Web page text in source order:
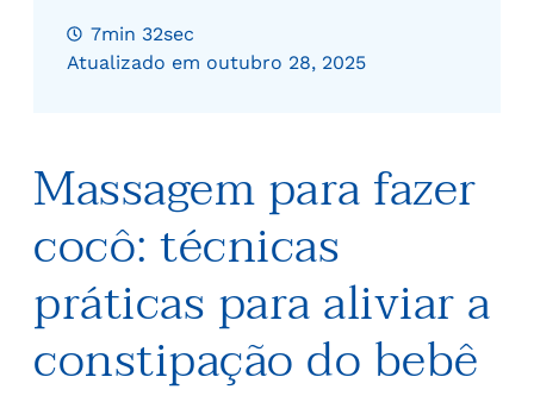
7min 32sec
Atualizado em outubro 28, 2025
Massagem para fazer
cocô: técnicas
práticas para aliviar a
constipação do bebê